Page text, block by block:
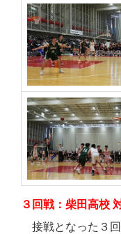
３回戦：柴田高校
接戦となった３